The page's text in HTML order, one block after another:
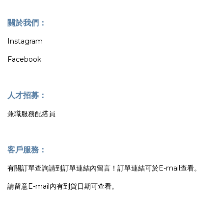
關於我們：
Instagram
Facebook
人才招募：
兼職服務配搭員
客戶服務：
有關訂單查詢請到訂單連結內留言！訂單連結可於E-mail查看。
請留意E-mail內有到貨日期可查看。